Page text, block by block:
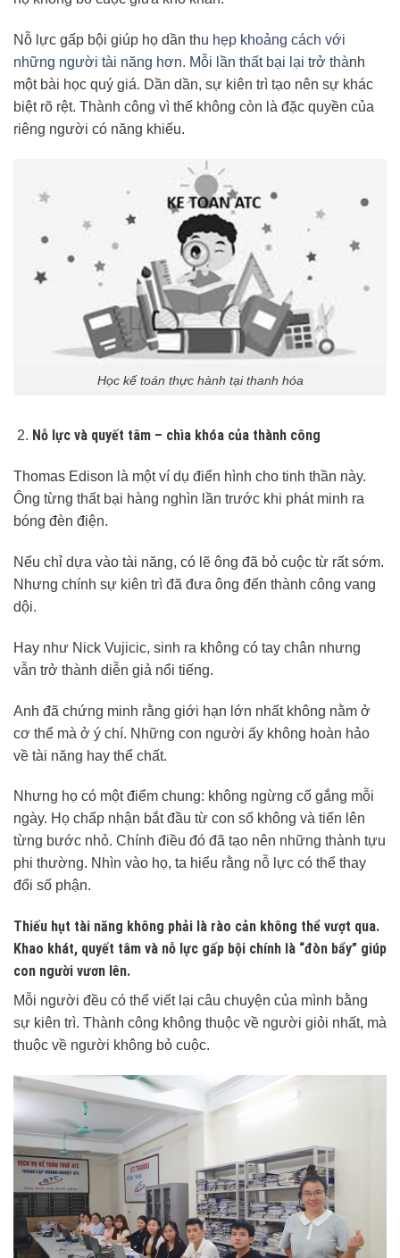
Nỗ lực gấp bội giúp họ dần thu hẹp khoảng cách với
những người tài năng hơn. Mỗi lần thất bại lại trở thành
một bài học quý giá. Dần dần, sự kiên trì tạo nên sự khác
biệt rõ rệt. Thành công vì thế không còn là đặc quyền của
riêng người có năng khiếu.
Học kế toán thực hành tại thanh hóa
Nỗ lực và quyết tâm – chìa khóa của thành công
Thomas Edison là một ví dụ điển hình cho tinh thần này.
Ông từng thất bại hàng nghìn lần trước khi phát minh ra
bóng đèn điện.
Nếu chỉ dựa vào tài năng, có lẽ ông đã bỏ cuộc từ rất sớm.
Nhưng chính sự kiên trì đã đưa ông đến thành công vang
dội.
Hay như Nick Vujicic, sinh ra không có tay chân nhưng
vẫn trở thành diễn giả nổi tiếng.
Anh đã chứng minh rằng giới hạn lớn nhất không nằm ở
cơ thể mà ở ý chí. Những con người ấy không hoàn hảo
về tài năng hay thể chất.
Nhưng họ có một điểm chung: không ngừng cố gắng mỗi
ngày. Họ chấp nhận bắt đầu từ con số không và tiến lên
từng bước nhỏ. Chính điều đó đã tạo nên những thành tựu
phi thường. Nhìn vào họ, ta hiểu rằng nỗ lực có thể thay
đổi số phận.
Thiếu hụt tài năng không phải là rào cản không thể vượt qua.
Khao khát, quyết tâm và nỗ lực gấp bội chính là “đòn bẩy” giúp
con người vươn lên.
Mỗi người đều có thể viết lại câu chuyện của mình bằng
sự kiên trì. Thành công không thuộc về người giỏi nhất, mà
thuộc về người không bỏ cuộc.